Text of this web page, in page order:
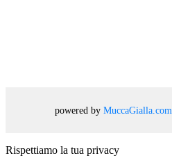
powered by MuccaGialla.com
Rispettiamo la tua privacy